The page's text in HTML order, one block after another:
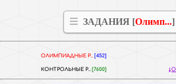
ЗАДАНИЯ [Олимп...]
ОЛИМПИАДНЫЕ Р.. [452]
КОНТРОЛЬНЫЕ Р.. [7600]